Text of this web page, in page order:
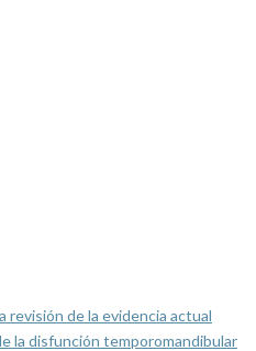
de la evidencia actual
la disfunción temporomandibular